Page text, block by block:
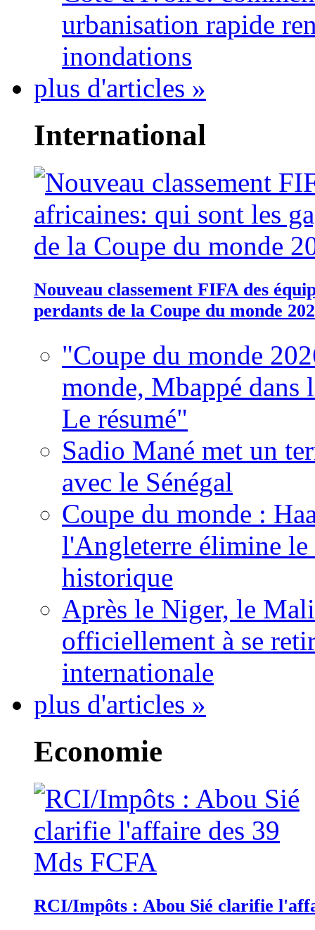
urbanisation rapide
inondations
plus d'articles »
International
Nouveau classement FIFA des
perdants de la Coupe du monde
"Coupe du monde
monde, Mbappé dans
Le résumé"
Sadio Mané met un
avec le Sénégal
Coupe du monde :
l'Angleterre élimine
historique
Après le Niger, le
officiellement à se
internationale
plus d'articles »
Economie
RCI/Impôts : Abou Sié clarifie